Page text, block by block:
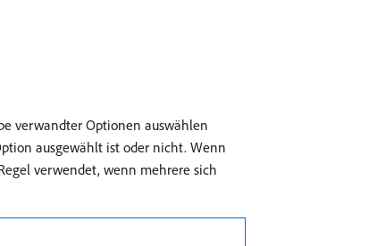
verwandter Optionen auswählen
ausgewählt ist oder nicht. Wenn
verwendet, wenn mehrere sich